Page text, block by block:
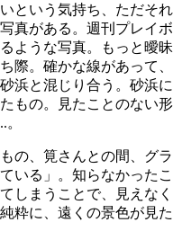
という気持ち、ただそれ
真がある。週刊プレイボ
ような写真。もっと曖昧
際。確かな線があって、
浜と混じり合う。砂浜に
もの。見たことのない形
の、筧さんとの間、グラ
いる」。知らなかったこ
しまうことで、見えなく
粋に、遠くの景色が見た